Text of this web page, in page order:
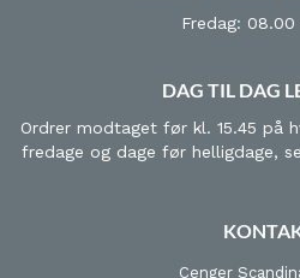
Fredag: 08.00
DAG TIL DAG
Ordrer modtaget før kl. 15.45 på
fredage og dage før helligdage,
Cenger